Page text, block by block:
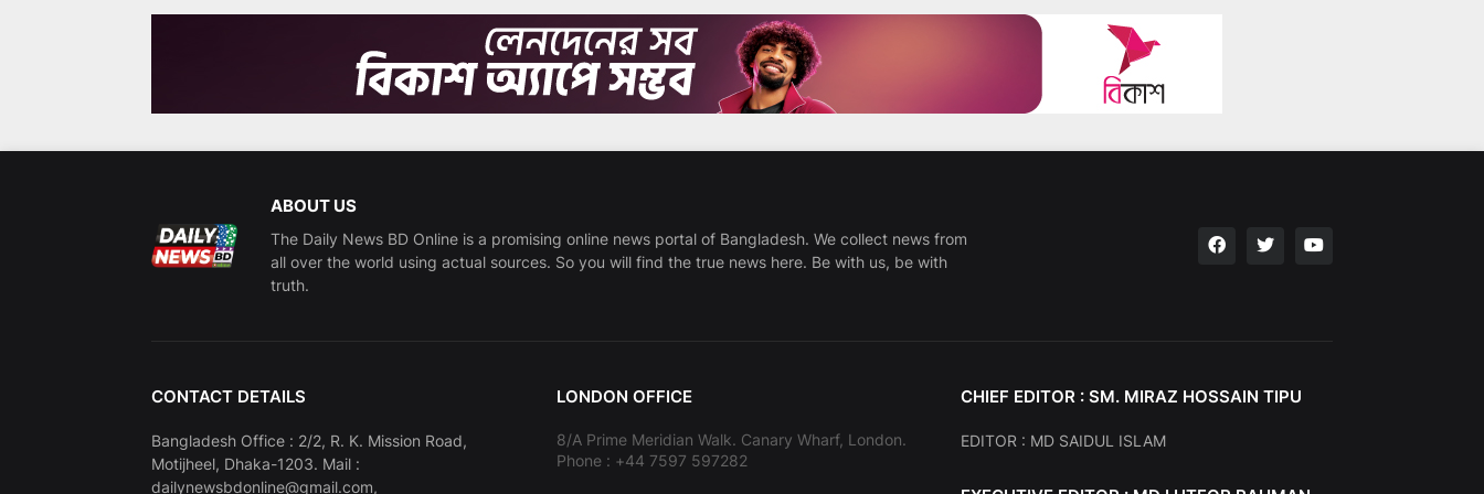
ABOUT US
The Daily News BD Online is a promising online news portal of Bangladesh. We collect news from
all over the world using actual sources. So you will find the true news here. Be with us, be with
truth.
CONTACT DETAILS
Bangladesh Office : 2/2, R. K. Mission Road,
Motijheel, Dhaka-1203. Mail :
dailynewsbdonline@gmail.com,
LONDON OFFICE
8/A Prime Meridian Walk. Canary Wharf, London.
Phone : +44 7597 597282
CHIEF EDITOR : SM. MIRAZ HOSSAIN TIPU
EDITOR : MD SAIDUL ISLAM